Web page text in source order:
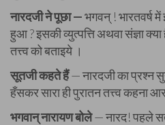
नारदजी ने पूछा —भगवन् ! भारतवर्ष में
हुआ ? इसकी व्युत्पत्ति अथवा संज्ञा
तत्त्व को बताइये ।
सूतजी कहते हैं— नारदजी का प्रश्न
हँसकर सारा ही पुरातन तत्त्व कहना
भगवान् नारायण बोले— नारद! पहले